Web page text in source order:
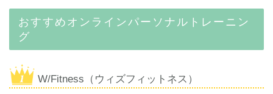
おすすめオンラインパーソナルトレーニン
グ
W/Fitness（ウィズフィットネス）